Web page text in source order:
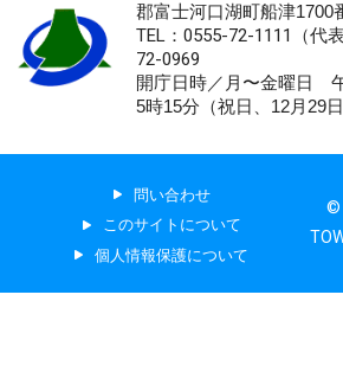
郡富士河口湖町船津1700
TEL：0555-72-1111 （代
72-0969
開庁日時／月〜金曜日
5時15分（祝日、12月29
問い合わせ
このサイトについて
個人情報保護について
©